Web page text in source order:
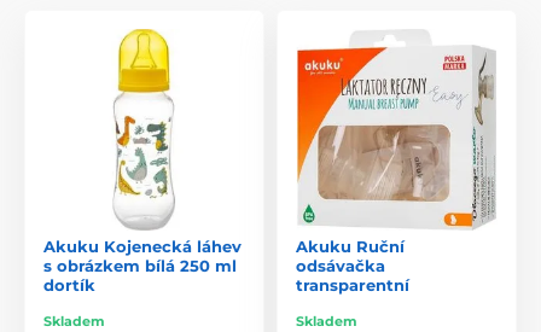
Akuku Kojenecká láhev
s obrázkem bílá 250 ml
dortík
Skladem
Akuku Ruční
odsávačka
transparentní
Skladem